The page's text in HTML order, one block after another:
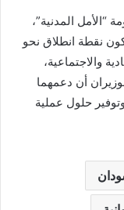
“الأمل المدنية”،
نقطة انطلاق نحو
والاجتماعية،
أن دعمهما
حلول عملية